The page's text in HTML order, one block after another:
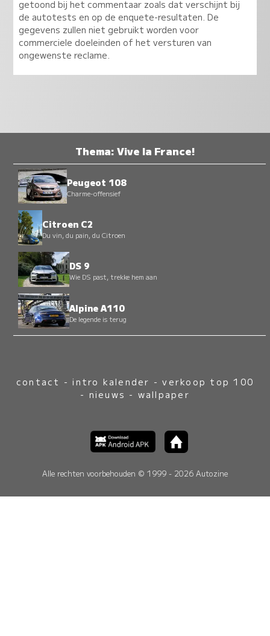
getoond bij het commentaar zoals dat verschijnt bij
de autotests en op de enquete-resultaten. De
gegevens zullen niet gebruikt worden voor
commerciele doeleinden of het versturen van
ongewenste reclame.
Thema: Vive la France!
Peugeot 108
Charme-offensief
Citroen C2
Du vin, du pain, du Citroen
DS 9
Wie DS past, trekke hem aan
Alpine A110
De legende is terug
contact -intro kalender -verkoop top 100
- nieuws - wallpaper
Alle rechten voorbehouden © 1999 - 2026 Autozine